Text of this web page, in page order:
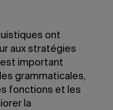
ont
aux stratégies
est important
grammaticales,
fonctions et les
la